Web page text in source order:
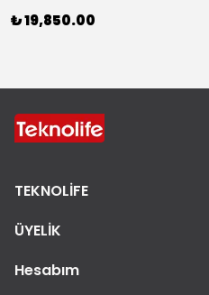
₺ 19,850.00
TEKNOLİFE
ÜYELİK
Hesabım